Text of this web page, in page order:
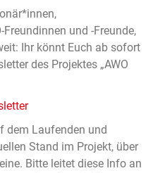
Freundinnen und -Freunde,
Ihr könnt Euch ab sofort
des Projektes „AWO
dem Laufenden und
Stand im Projekt, über
Bitte leitet diese Info an